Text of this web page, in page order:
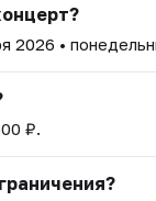
2026 •
₽.